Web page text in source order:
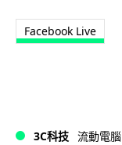
Facebook Live
3C科技 流動電腦